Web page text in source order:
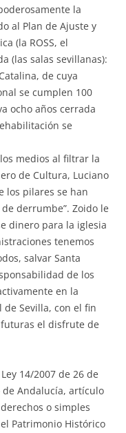
la
al Plan de Ajuste y
(la ROSS, el
(las salas sevillanas):
de cuya
se cumplen 100
ocho años cerrada
se
medios al filtrar la
de Cultura, Luciano
los pilares se han
derrumbe”. Zoido le
dinero para la iglesia
tenemos
salvar Santa
de los
en la
Sevilla, con el fin
el disfrute de
14/2007 de 26 de
Andalucía, artículo
o simples
Patrimonio Histórico